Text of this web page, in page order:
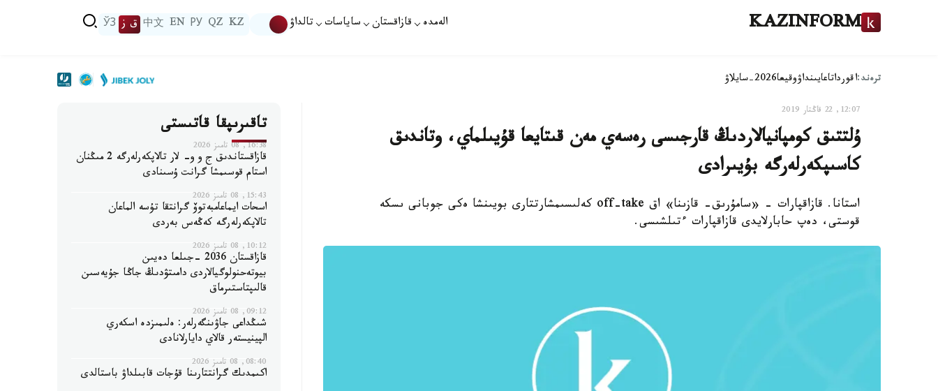
KAZINFORM الەمدە قازاقستان ساياسات تالداۋ KZ
QZ
РУ
EN
中文 ق ز ЎЗ
ترەند:اقورداتاعايىنداۋوقيعا2026-سايلاۋ
12:07, 22 قاڭتار 2019
ۇلتتىق كومپانيالاردىڭ قارجىسى رەسەي مەن قىتايعا قۇيىلماي، وتاندىق
كاسىپكەرلەرگە بۇيىرادى
استانا. قازاقپارات - «سامۇرىق- قازىنا» اق off-take كەلىسىمشارتتارى بويىنشا ەكى جوبانى ىسكە
قوستى، دەپ حابارلايدى قازاقپارات ءتىلشىسى.
تاقىرىپقا قاتىستى
16:38, 08 تامىز 2026
قازاقستاندىق ج و و- لار تالاپكەرلەرگە 2 مىڭنان
استام قوسىمشا گرانت ۇسىنادى
15:43, 08 تامىز 2026
اسحات ايماعامبەتوۆ گرانتقا تۇسە الماعان
تالاپكەرلەرگە كەڭەس بەردى
10:12, 08 تامىز 2026
قازاقستان 2036 -جىلعا دەيىن
بيوتەحنولوگيالاردى دامىتۋدىڭ جاڭا جۇيەسىن
قالىپتاستىرماق
09:12, 08 تامىز 2026
شىڭداعى جاۋىنگەرلەر: ەلىمىزدە اسكەري
الپينيستەر قالاي دايارلانادى
08:40, 08 تامىز 2026
اكىمدىك گرانتتارىنا قۇجات قابىلداۋ باستالدى